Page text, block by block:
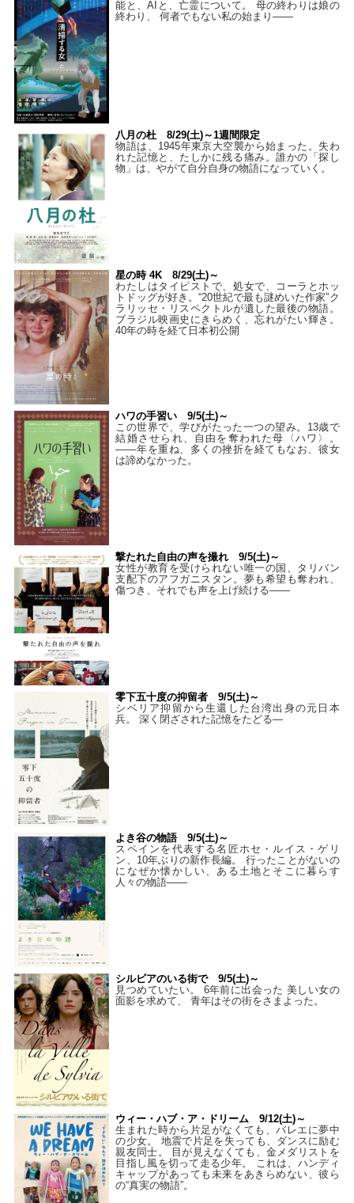
能と、AIと、亡霊について。 母の終わりは娘の
終わり、 何者でもない私の始まり――
八月の杜 8/29(土)～1週間限定
物語は、1945年東京大空襲から始まった。失わ
れた記憶と、たしかに残る痛み。誰かの「探し
物」は、やがて自分自身の物語になっていく。
星の時 4K 8/29(土)～
わたしはタイピストで、処⼥で、コーラとホッ
トドッグが好き。“20世紀で最も謎めいた作家”ク
ラリッセ・リスペクトルが遺した最後の物語。
ブラジル映画史にきらめく、忘れがたい輝き。
40年の時を経て⽇本初公開
ハワの手習い 9/5(土)～
この世界で、学びがたった一つの望み。13歳で
結婚させられ、自由を奪われた母〈ハワ〉。
——年を重ね、多くの挫折を経てもなお、彼女
は諦めなかった。
撃たれた自由の声を撮れ 9/5(土)～
女性が教育を受けられない唯一の国、タリバン
支配下のアフガニスタン。夢も希望も奪われ、
傷つき、それでも声を上げ続ける——
零下五十度の抑留者 9/5(土)～
シベリア抑留から生還した台湾出身の元日本
兵。 深く閉ざされた記憶をたどる—
よき谷の物語 9/5(土)～
スペインを代表する名匠ホセ・ルイス・ゲリ
ン、10年ぶりの新作長編。 行ったことがないの
になぜか懐かしい、ある土地とそこに暮らす
人々の物語――
シルビアのいる街で 9/5(土)～
見つめていたい。 6年前に出会った 美しい女の
面影を求めて、 青年はその街をさまよった。
ウィー・ハブ・ア・ドリーム 9/12(土)～
生まれた時から片足がなくても、バレエに夢中
の少女。 地震で片足を失っても、ダンスに励む
親友同士。 目が見えなくても、金メダリストを
目指し風を切って走る少年。 これは、ハンディ
キャップがあっても未来をあきらめない、彼ら
の“真実の物語”。